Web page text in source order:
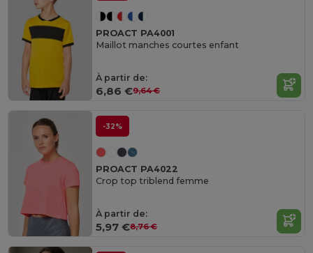
PROACT PA4001
Maillot manches courtes enfant
À partir de:
6,86 €9,64 €
-32%
PROACT PA4022
Crop top triblend femme
À partir de:
5,97 €8,76 €